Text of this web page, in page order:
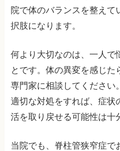
院で体のバランスを整えて
択肢になります。
何より大切なのは、一人で
とです。体の異変を感じた
専門家に相談してください
適切な対処をすれば、症状
活を取り戻せる可能性は十
当院でも、脊柱管狭窄症で